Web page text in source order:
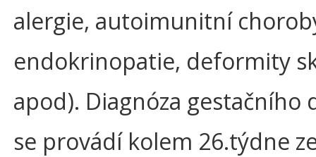
alergie, autoimunitní
endokrinopatie, deformity
apod). Diagnóza gestačního
se provádí kolem 26.týdne